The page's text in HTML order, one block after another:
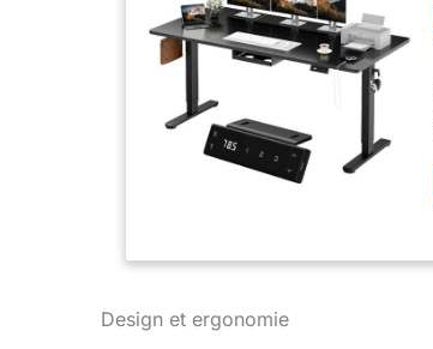
Design et ergonomie